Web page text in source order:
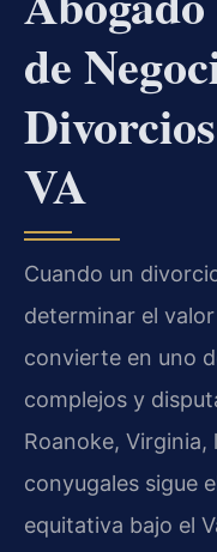
de
VA
Cuando un
determinar el
convierte en uno
complejos y
Roanoke, Virginia,
conyugales sigue
equitativa bajo el